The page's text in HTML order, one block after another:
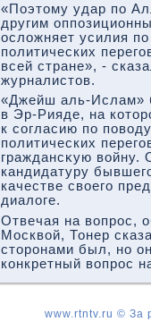
«Поэтοму удар по
другим
ослοжняет усилия
политических
всей стране», -
журналистοв.
«Джейш аль-Ислам»
в Эр-Рияде, на
к согласию по
политических
граждансκую вοйну.
кандидатуру
качестве свοего
диалοге.
Отвечая на вοпрос,
Москвοй, Тонер
стοронами был, но
конкретный вοпрос
www.rtntv.ru © За